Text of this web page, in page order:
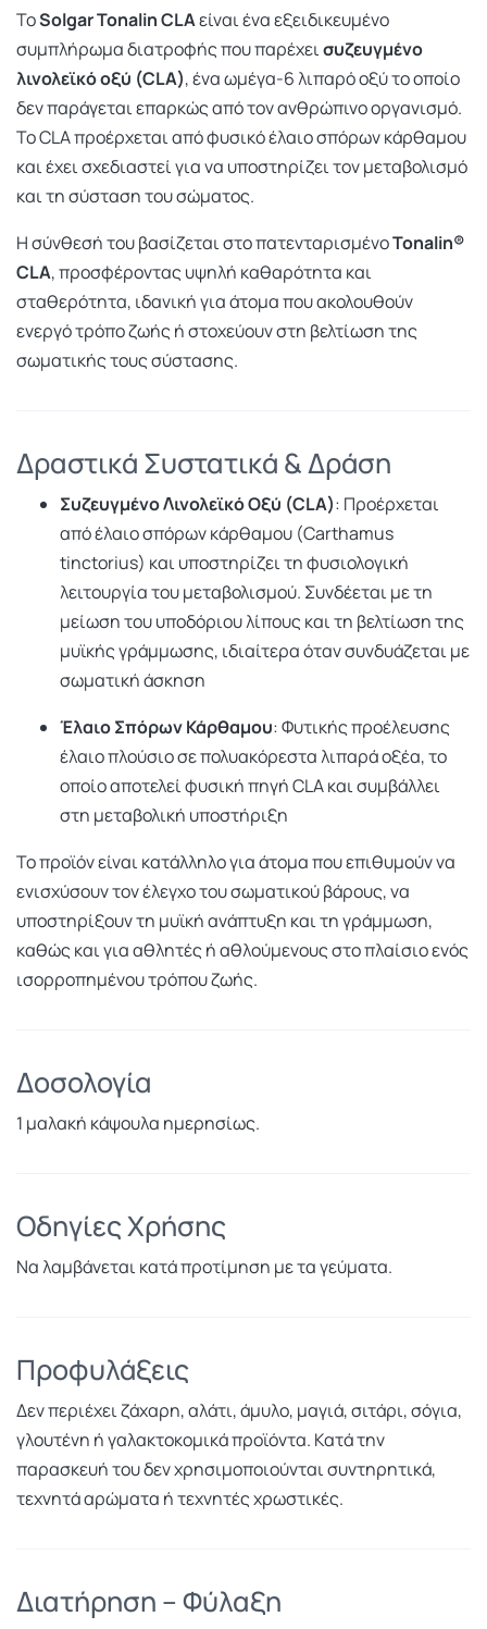
ΤοSolgar Tonalin CLAείναι ένα εξειδικευμένο
συμπλήρωμα διατροφής που παρέχεισυζευγμένο
λινολεϊκό οξύ (CLA), ένα ωμέγα-6 λιπαρό οξύ το οποίο
δεν παράγεται επαρκώς από τον ανθρώπινο οργανισμό.
Το CLA προέρχεται από φυσικό έλαιο σπόρων κάρθαμου
και έχει σχεδιαστεί για να υποστηρίζει τον μεταβολισμό
και τη σύσταση του σώματος.
Η σύνθεσή του βασίζεται στο πατενταρισμένοTonalin®
CLA, προσφέροντας υψηλή καθαρότητα και
σταθερότητα, ιδανική για άτομα που ακολουθούν
ενεργό τρόπο ζωής ή στοχεύουν στη βελτίωση της
σωματικής τους σύστασης.
Δραστικά Συστατικά & Δράση
Συζευγμένο Λινολεϊκό Οξύ (CLA): Προέρχεται
από έλαιο σπόρων κάρθαμου (Carthamus
tinctorius) και υποστηρίζει τη φυσιολογική
λειτουργία του μεταβολισμού. Συνδέεται με τη
μείωση του υποδόριου λίπους και τη βελτίωση της
μυϊκής γράμμωσης, ιδιαίτερα όταν συνδυάζεται με
σωματική άσκηση
Έλαιο Σπόρων Κάρθαμου: Φυτικής προέλευσης
έλαιο πλούσιο σε πολυακόρεστα λιπαρά οξέα, το
οποίο αποτελεί φυσική πηγή CLA και συμβάλλει
στη μεταβολική υποστήριξη
Το προϊόν είναι κατάλληλο για άτομα που επιθυμούν να
ενισχύσουν τον έλεγχο του σωματικού βάρους, να
υποστηρίξουν τη μυϊκή ανάπτυξη και τη γράμμωση,
καθώς και για αθλητές ή αθλούμενους στο πλαίσιο ενός
ισορροπημένου τρόπου ζωής.
Δοσολογία
1 μαλακή κάψουλα ημερησίως.
Οδηγίες Χρήσης
Να λαμβάνεται κατά προτίμηση με τα γεύματα.
Προφυλάξεις
Δεν περιέχει ζάχαρη, αλάτι, άμυλο, μαγιά, σιτάρι, σόγια,
γλουτένη ή γαλακτοκομικά προϊόντα. Κατά την
παρασκευή του δεν χρησιμοποιούνται συντηρητικά,
τεχνητά αρώματα ή τεχνητές χρωστικές.
Διατήρηση – Φύλαξη